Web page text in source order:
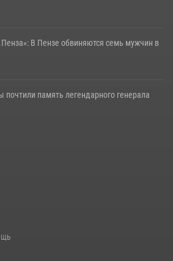
В Пензе обвиняются семь мужчин в
почтили память легендарного генерала